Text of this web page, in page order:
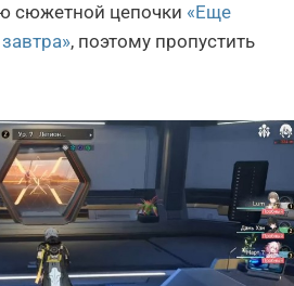
сюжетной цепочки «Еще
, поэтому пропустить